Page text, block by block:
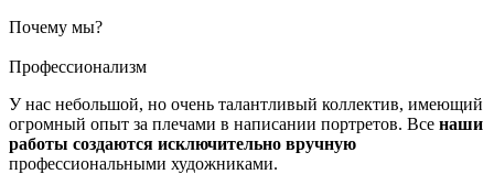
Почему мы?
Профессионализм
У нас небольшой, но очень талантливый коллектив, имеющий
огромный опыт за плечами в написании портретов. Все наши
работы создаются исключительно вручную
профессиональными художниками.